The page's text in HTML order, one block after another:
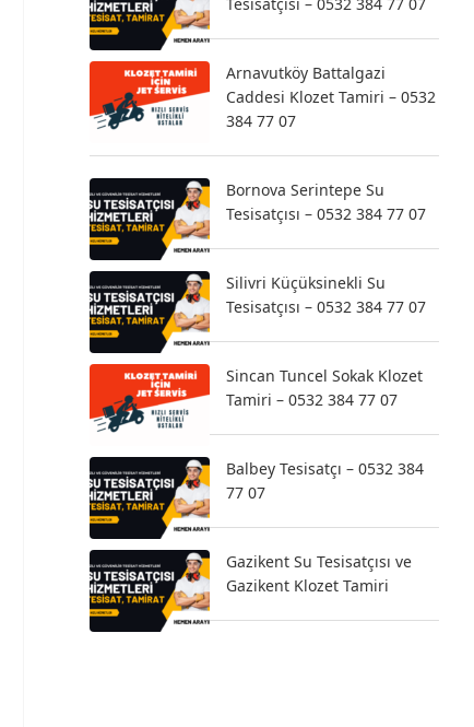
Arnavutköy Battalgazi
Caddesi Klozet Tamiri – 0532
384 77 07
Bornova Serintepe Su
Tesisatçısı – 0532 384 77 07
Silivri Küçüksinekli Su
Tesisatçısı – 0532 384 77 07
Sincan Tuncel Sokak Klozet
Tamiri – 0532 384 77 07
Balbey Tesisatçı – 0532 384
77 07
Gazikent Su Tesisatçısı ve
Gazikent Klozet Tamiri